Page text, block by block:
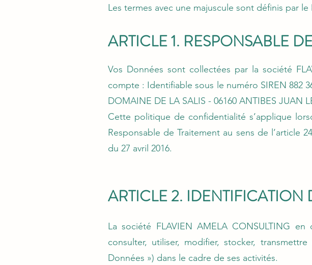
Les termes avec une majuscule sont définis par
ARTICLE 1. RESPONSABLE
Vos Données sont collectées par la société
compte : Identifiable sous le numéro SIREN 882
DOMAINE DE LA SALIS - 06160 ANTIBES JUAN
Cette politique de confidentialité s’applique
Responsable de Traitement au sens de l’article
du 27 avril 2016.
ARTICLE 2. IDENTIFICATION
La société FLAVIEN AMELA CONSULTING
consulter, utiliser, modifier, stocker,
Données ») dans le cadre de ses activités.